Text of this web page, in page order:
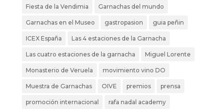
Fiesta de la Vendimia Garnachas del mundo
Garnachas en el Museo gastropasion guia peñin
ICEX España Las 4 estaciones de la Garnacha
Las cuatro estaciones de la garnacha Miguel Lorente
Monasterio de Veruela movimiento vino DO
Muestra de Garnachas OIVE premios prensa
promoción internacional rafa nadal academy